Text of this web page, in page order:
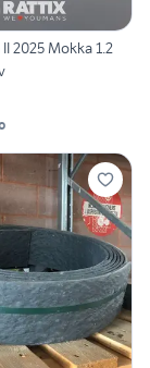
2025 Mokka 1.2